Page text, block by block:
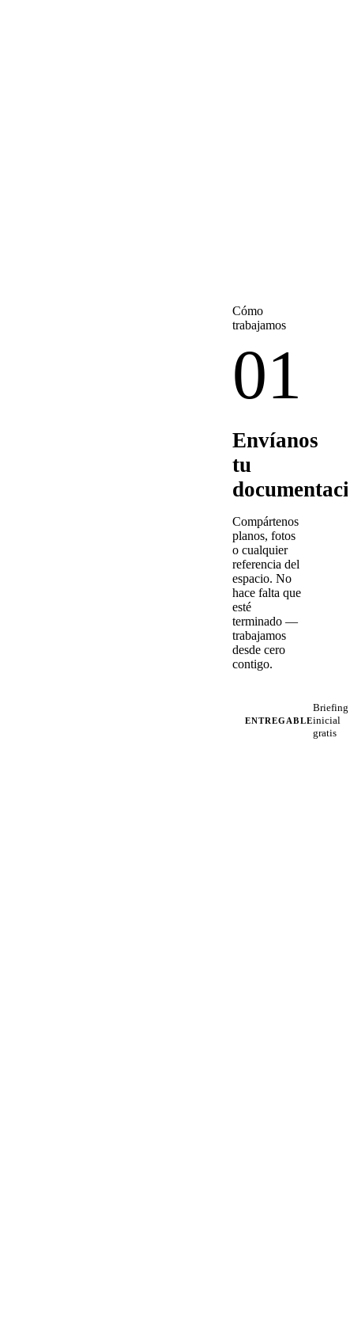
Cómo
trabajamos
01
Envíanos
tu
Compártenos
planos, fotos
o cualquier
referencia del
espacio. No
hace falta que
esté
terminado —
trabajamos
desde cero
contigo.
ENTREGABLE
Briefing
inicial
gratis